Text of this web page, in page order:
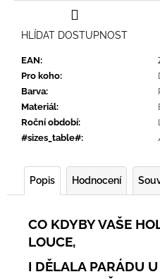
EAN:
Pro koho:
Barva:
Materiál:
Roční období:
#sizes_table#:
HLÍDAT DOSTUPNOST
Popis Hodnocení
CO KDYBY VAŠE
LOUCE,
I DĚLALA PARÁDU